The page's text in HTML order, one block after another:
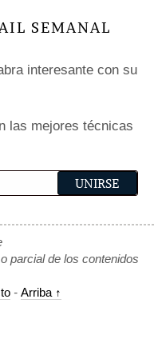
SEMANAL
interesante con su
las mejores técnicas
parcial de los contenidos
- Arriba ↑